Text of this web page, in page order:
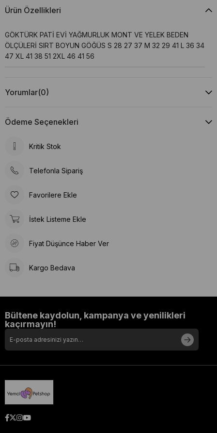
Ürün Özellikleri
GÖKTÜRK PATİ EVİ YAĞMURLUK MONT VE YELEK BEDEN
ÖLÇÜLERİ SIRT BOYUN GÖĞÜS S 28 27 37 M 32 29 41 L 36 34
47 XL 41 38 51 2XL 46 41 56
Yorumlar(0)
Ödeme Seçenekleri
Kritik Stok
Telefonla Sipariş
Favorilere Ekle
İstek Listeme Ekle
Fiyat Düşünce Haber Ver
Kargo Bedava
Bültene kaydolun, kampanya ve yenilikleri
kaçırmayın!